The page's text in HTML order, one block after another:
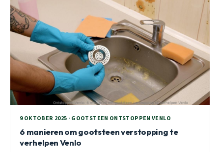
9 OKTOBER 2025 · GOOTSTEEN ONTSTOPPEN VENLO
6 manieren om gootsteen verstopping te
verhelpen Venlo